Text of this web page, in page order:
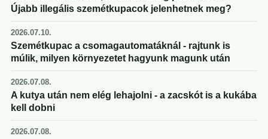
Újabb illegális szemétkupacok jelenhetnek meg?
2026.07.10.
Szemétkupac a csomagautomatáknál - rajtunk is
múlik, milyen környezetet hagyunk magunk után
2026.07.08.
A kutya után nem elég lehajolni - a zacskót is a kukába
kell dobni
2026.07.08.